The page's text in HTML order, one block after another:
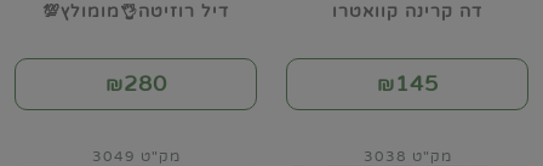
דה קרינה קוואטרו
₪145
דיל רוזיטה👌מומולץ💯
₪280
מק"ט 3038 מק"ט 3049